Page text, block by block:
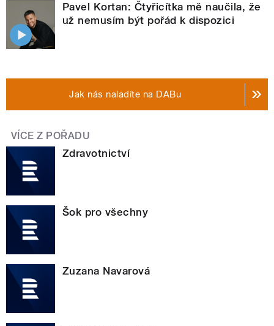
Pavel Kortan: Čtyřicítka mě naučila, že
už nemusím být pořád k dispozici
Jak nás naladíte na DABu
VÍCE Z POŘADU
Zdravotnictví
Šok pro všechny
Zuzana Navarová